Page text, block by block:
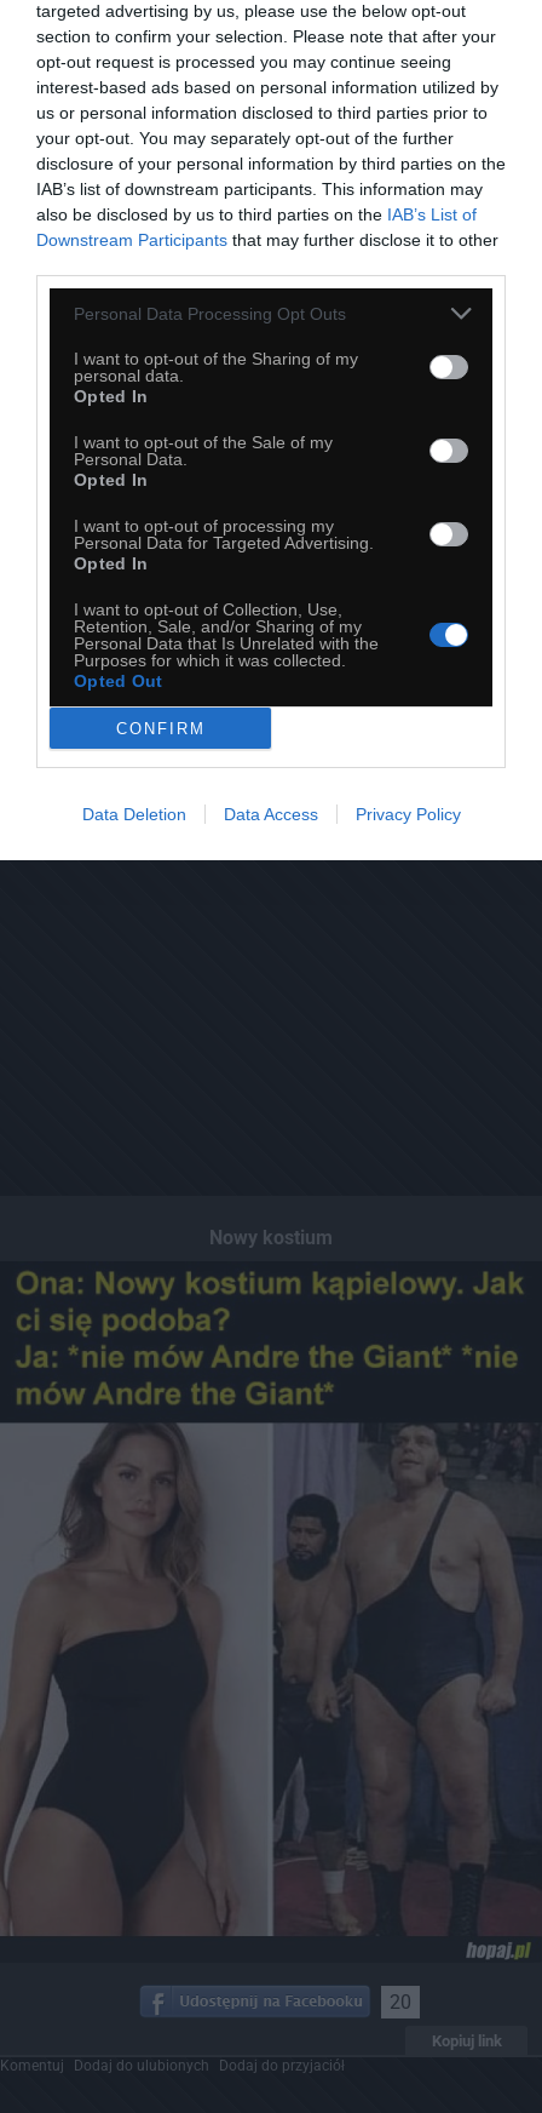
targeted advertising by us, please use the below opt-out
section to confirm your selection. Please note that after your
opt-out request is processed you may continue seeing
interest-based ads based on personal information utilized by
us or personal information disclosed to third parties prior to
your opt-out. You may separately opt-out of the further
disclosure of your personal information by third parties on the
IAB’s list of downstream participants. This information may
also be disclosed by us to third parties on the IAB’s List of
Downstream Participants that may further disclose it to other
Personal Data Processing Opt Outs
I want to opt-out of the Sharing of my
personal data.
Opted In
I want to opt-out of the Sale of my
Personal Data.
Opted In
I want to opt-out of processing my
Personal Data for Targeted Advertising.
Opted In
I want to opt-out of Collection, Use,
Retention, Sale, and/or Sharing of my
Personal Data that Is Unrelated with the
Purposes for which it was collected.
Opted Out
CONFIRM
Data Deletion Data Access Privacy Policy
Kopiuj link
Dodaj do ulubionych
Nowy kostium
20
Kopiuj link
Komentuj Dodaj do ulubionych Dodaj do przyjaciół